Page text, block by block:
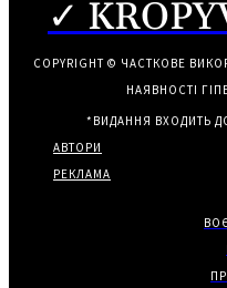
✓
COPYRIGHT © ЧАСТКОВЕ
НАЯВНОСТІ
*ВИДАННЯ ВХОДИТЬ
АВТОРИ
РЕКЛАМА